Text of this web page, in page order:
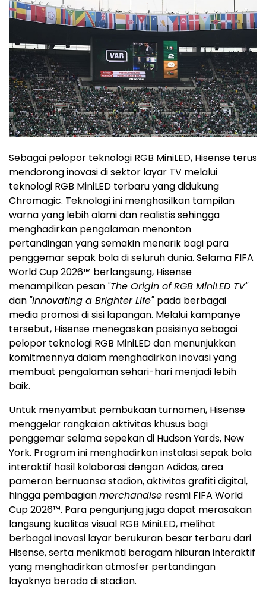
Sebagai pelopor teknologi RGB MiniLED, Hisense terus
mendorong inovasi di sektor layar TV melalui
teknologi RGB MiniLED terbaru yang didukung
Chromagic. Teknologi ini menghasilkan tampilan
warna yang lebih alami dan realistis sehingga
menghadirkan pengalaman menonton
pertandingan yang semakin menarik bagi para
penggemar sepak bola di seluruh dunia. Selama FIFA
World Cup 2026™ berlangsung, Hisense
menampilkan pesan "The Origin of RGB MiniLED TV"
dan "Innovating a Brighter Life" pada berbagai
media promosi di sisi lapangan. Melalui kampanye
tersebut, Hisense menegaskan posisinya sebagai
pelopor teknologi RGB MiniLED dan menunjukkan
komitmennya dalam menghadirkan inovasi yang
membuat pengalaman sehari-hari menjadi lebih
baik.
Untuk menyambut pembukaan turnamen, Hisense
menggelar rangkaian aktivitas khusus bagi
penggemar selama sepekan di Hudson Yards, New
York. Program ini menghadirkan instalasi sepak bola
interaktif hasil kolaborasi dengan Adidas, area
pameran bernuansa stadion, aktivitas grafiti digital,
hingga pembagianmerchandise resmi FIFA World
Cup 2026™. Para pengunjung juga dapat merasakan
langsung kualitas visual RGB MiniLED, melihat
berbagai inovasi layar berukuran besar terbaru dari
Hisense, serta menikmati beragam hiburan interaktif
yang menghadirkan atmosfer pertandingan
layaknya berada di stadion.